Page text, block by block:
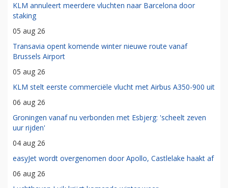
KLM annuleert meerdere vluchten naar Barcelona door
staking
05 aug 26
Transavia opent komende winter nieuwe route vanaf
Brussels Airport
05 aug 26
KLM stelt eerste commerciële vlucht met Airbus A350-900 uit
06 aug 26
Groningen vanaf nu verbonden met Esbjerg: 'scheelt zeven
uur rijden'
04 aug 26
easyJet wordt overgenomen door Apollo, Castlelake haakt af
06 aug 26